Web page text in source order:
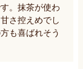
。抹茶が使わ
さ控えめでし
も喜ばれそう